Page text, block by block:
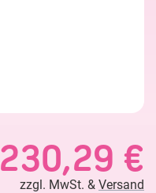
230,29 €
zzgl. MwSt. & Versand